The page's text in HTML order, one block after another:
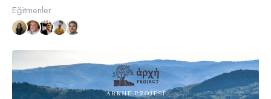
Eğitmenler